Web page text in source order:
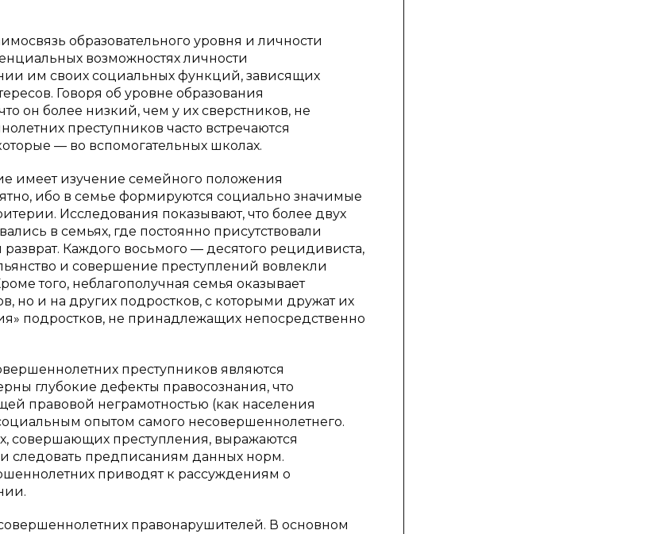
образовательного уровня и личности
возможностях личности
им своих социальных функций, зависящих
Говоря об уровне образования
он более низкий, чем у их сверстников, не
преступников часто встречаются
— во вспомогательных школах.
имеет изучение семейного положения
ибо в семье формируются социально значимые
Исследования показывают, что более двух
в семьях, где постоянно присутствовали
Каждого восьмого — десятого рецидивиста,
и совершение преступлений вовлекли
того, неблагополучная семья оказывает
но и на других подростков, с которыми дружат их
подростков, не принадлежащих непосредственно
преступников являются
глубокие дефекты правосознания, что
правовой неграмотностью (как населения
опытом самого несовершеннолетнего.
совершающих преступления, выражаются
следовать предписаниям данных норм.
приводят к рассуждениям о
правонарушителей. В основном